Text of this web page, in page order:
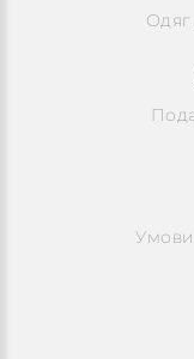
Умови